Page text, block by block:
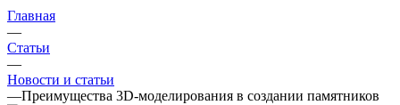
Главная
—
Статьи
—
Новости и статьи
—Преимущества 3D-моделирования в создании памятников